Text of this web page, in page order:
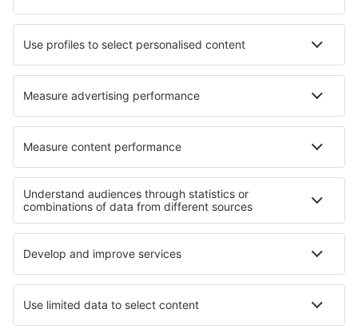
Hoteluri Zaton (Dubrovnik-Neretva Country)
Hoteluri în Bragg Creek Hoteluri în Shibata
Cele mai bune hoteluri - regiuni
Hoteluri in Chiemsee Hoteluri in Moselle Valley
Hoteluri in Black Forest Hoteluri in Renania-Palatinat
Hoteluri in Ore Mountains Hoteluri în Les Deux Alpes
Hoteluri in Blyde River Canyon Nature Reserve
Hoteluri in Lesbos Hoteluri in Parcul Național Namaqua